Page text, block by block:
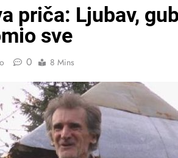
priča: Ljubav,
sve
0 8 Mins